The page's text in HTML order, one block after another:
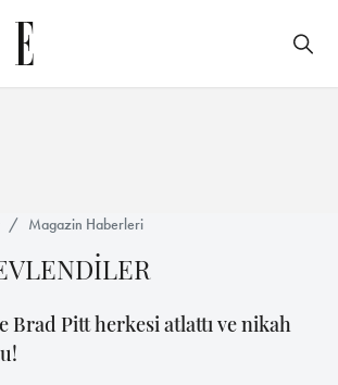
Magazin Haberleri
Brad Pitt herkesi atlattı ve nikah